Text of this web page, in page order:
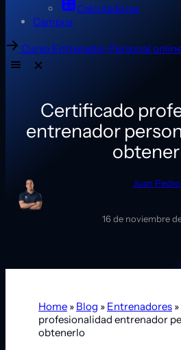
Calculadoras
Campus
Curso Entrenador Personal
Certificado
entrenador
Juan
16 de noviembre
Home » Blog » Entrenadores »
profesionalidad entrenador
obtenerlo